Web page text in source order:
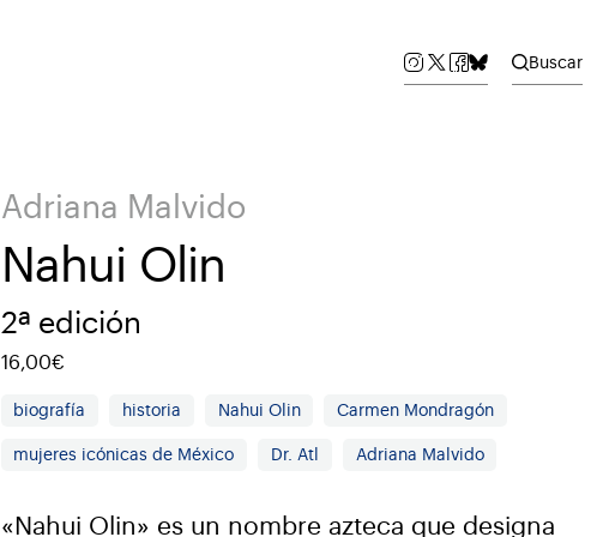
Buscar
Adriana Malvido
Nahui Olin
2ª edición
16,00€
biografía historia Nahui Olin Carmen Mondragón
mujeres icónicas de México Dr. Atl Adriana Malvido
«Nahui Olin» es un nombre azteca que designa